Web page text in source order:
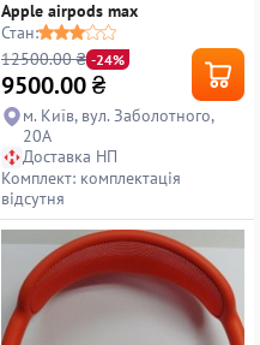
Apple airpods max
Стан:
12500.00 ₴ -24%
9500.00₴
м. Київ, вул. Заболотного,
20А
Доставка НП
Комплект: комплектація
відсутня